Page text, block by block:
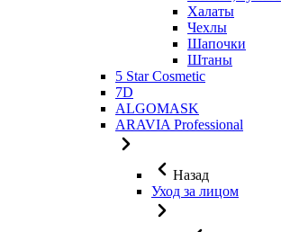
Халаты
Чехлы
Шапочки
Штаны
5 Star Cosmetic
7D
ALGOMASK
ARAVIA Professional
Назад
Уход за лицом